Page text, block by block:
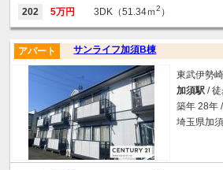
202 5万円 3DK（51.34ｍ2 ）
サンライフ加須B棟
アパート
東武伊勢
加須駅 /
築年 28年
埼玉県加